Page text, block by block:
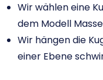
Wir wählen eine
dem Modell
Wir hängen die
einer Ebene